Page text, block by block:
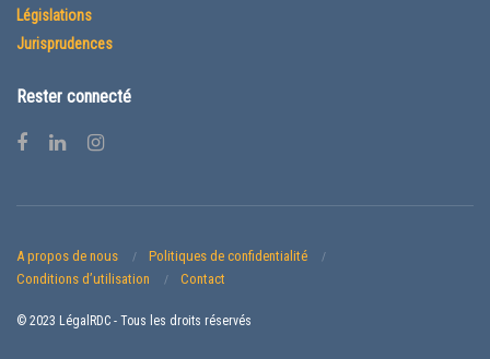
Législations
Jurisprudences
Rester connecté
A propos de nous
Politiques de confidentialité
Conditions d’utilisation
Contact
© 2023 LégalRDC - Tous les droits réservés